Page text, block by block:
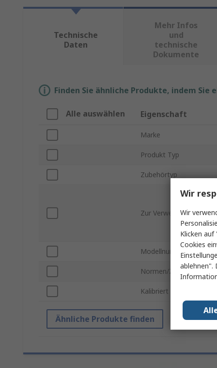
Technische
Daten
Mehr Infos
und
technische
Dokumente
Finden Sie ähnliche Produkte, indem
Alle auswählen Eigenschaft
Marke
Produkt Typ
Zubehörtyp
Zur Verwendung mit
Modellnummer
Normen/Zulassungen
Kalibriert
Ähnliche Produkte finden
Wir
Wir
Klicken
Cookies
ablehnen".